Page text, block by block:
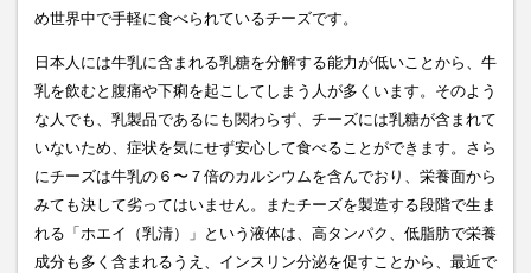
め世界中で手軽に食べられているチーズです。
日本人には牛乳に含まれる乳糖を分解する能力が低いことから、牛
乳を飲むと腹痛や下痢を起こしてしまう人が多くいます。そのよう
な人でも、乳製品であるにも関わらず、チーズには乳糖が含まれて
いないため、症状を気にせず安心して食べることができます。さら
にチーズは牛乳の６〜７倍のカルシウムを含んでおり、栄養面から
みても決して劣ってはいません。またチーズを製造する段階で生ま
れる「ホエイ（乳清）」という液体は、高タンパク、低脂肪で栄養
成分も多く含まれるうえ、インスリン分泌を促すことから、最近で